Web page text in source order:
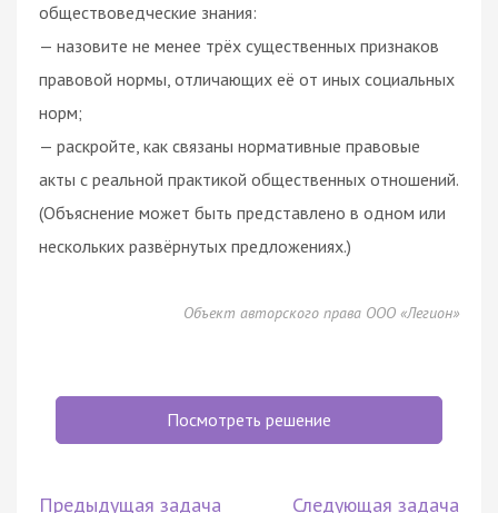
обществоведческие знания:
— назовите не менее трёх существенных признаков
правовой нормы, отличающих её от иных социальных
норм;
— раскройте, как связаны нормативные правовые
акты с реальной практикой общественных отношений.
(Объяснение может быть представлено в одном или
нескольких развёрнутых предложениях.)
Объект авторского права ООО «Легион»
Посмотреть решение
Предыдущая задача Следующая задача